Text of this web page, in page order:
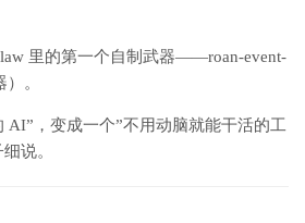
里的第一个自制武器——roan-event-
。
AI”，变成一个”不用动脑就能干活的工
说。